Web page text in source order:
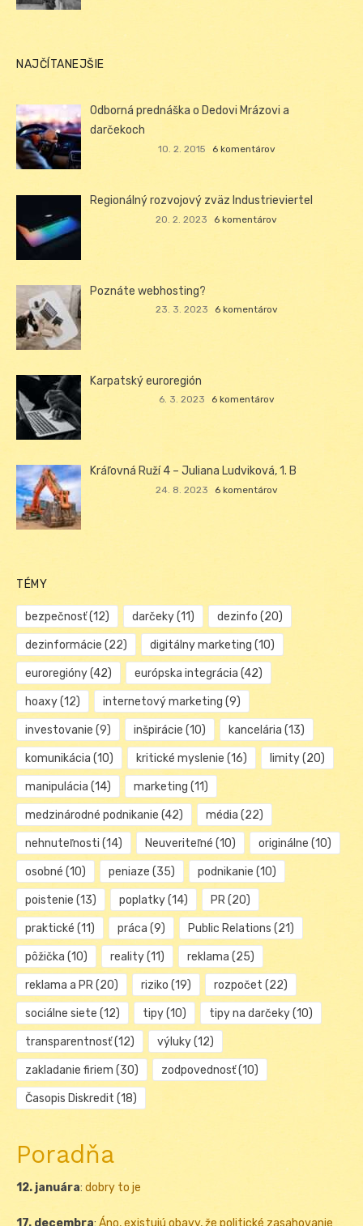
NAJČÍTANEJŠIE
Odborná prednáška o Dedovi Mrázovi a
darčekoch
10. 2. 2015 6 komentárov
Regionálný rozvojový zväz Industrieviertel
20. 2. 2023 6 komentárov
Poznáte webhosting?
23. 3. 2023 6 komentárov
Karpatský euroregión
6. 3. 2023 6 komentárov
Kráľovná Ruží 4 – Juliana Ludviková, 1. B
24. 8. 2023 6 komentárov
TÉMY
bezpečnosť(12) darčeky(11) dezinfo (20)
dezinformácie (22) digitálny marketing (10)
euroregióny(42) európska integrácia (42)
hoaxy(12) internetový marketing (9)
investovanie (9) inšpirácie (10) kancelária (13)
komunikácia (10) kritické myslenie (16) limity(20)
manipulácia (14) marketing (11)
medzinárodné podnikanie (42) média (22)
nehnuteľnosti (14) Neuveriteľné (10) originálne (10)
osobné (10) peniaze (35) podnikanie (10)
poistenie (13) poplatky(14) PR(20)
praktické (11) práca (9) Public Relations (21)
pôžička (10) reality(11) reklama (25)
reklama a PR(20) riziko (19) rozpočet (22)
sociálne siete (12) tipy(10) tipy na darčeky(10)
transparentnosť(12) výluky(12)
zakladanie firiem (30) zodpovednosť(10)
Časopis Diskredit (18)
Poradňa
12. januára: dobry to je